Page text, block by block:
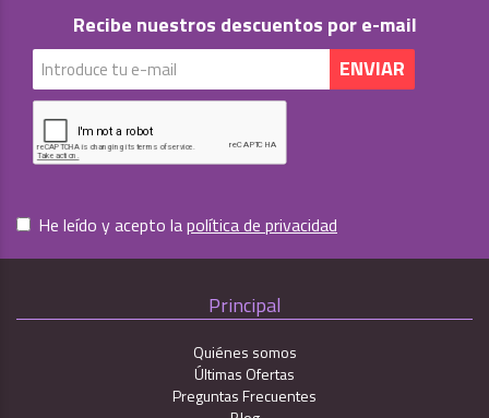
Recibe nuestros descuentos por e-mail
He leído y acepto lapolítica de privacidad
Principal
Quiénes somos
Últimas Ofertas
Preguntas Frecuentes